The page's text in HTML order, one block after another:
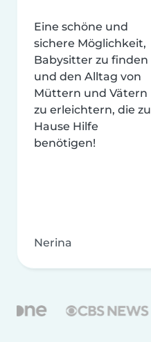
Eine schöne und
sichere Möglichkeit,
Babysitter zu finden
und den Alltag von
Müttern und Vätern
zu erleichtern, die zu
Hause Hilfe
benötigen!
Nerina